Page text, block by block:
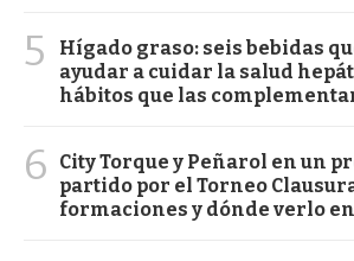
5
Hígado graso: seis bebidas
ayudar a cuidar la salud
hábitos que las
6
City Torque y Peñarol en un
partido por el Torneo
formaciones y dónde verlo